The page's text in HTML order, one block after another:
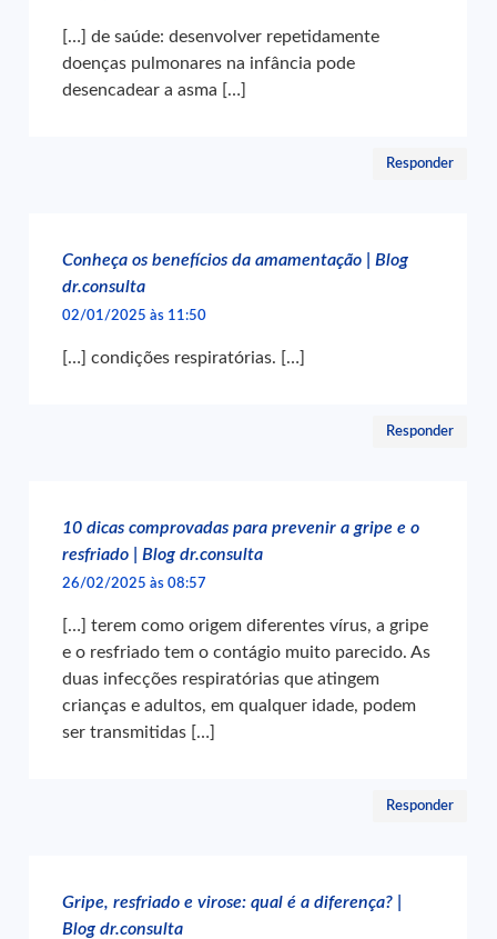
[…] de saúde: desenvolver repetidamente
doenças pulmonares na infância pode
desencadear a asma […]
Responder
Conheça os benefícios da amamentação | Blog
dr.consulta
02/01/2025 às 11:50
[…] condições respiratórias. […]
Responder
10 dicas comprovadas para prevenir a gripe e o
resfriado | Blog dr.consulta
26/02/2025 às 08:57
[…] terem como origem diferentes vírus, a gripe
e o resfriado tem o contágio muito parecido. As
duas infecções respiratórias que atingem
crianças e adultos, em qualquer idade, podem
ser transmitidas […]
Responder
Gripe, resfriado e virose: qual é a diferença? |
Blog dr.consulta